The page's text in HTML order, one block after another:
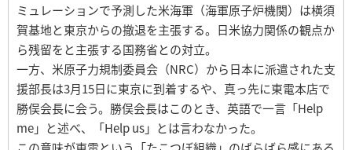
ミュレーションで予測した米海軍（海軍原子炉機関）は横須
賀基地と東京からの撤退を主張する。日米協力関係の観点か
ら残留をと主張する国務省との対立。
一方、米原子力規制委員会（NRC）から日本に派遣された支
援部長は3月15日に東京に到着するや、真っ先に東電本店で
勝俣会長に会う。勝俣会長はこのとき、英語で一言「Help
me」と述べ、「Help us」とは言わなかった。